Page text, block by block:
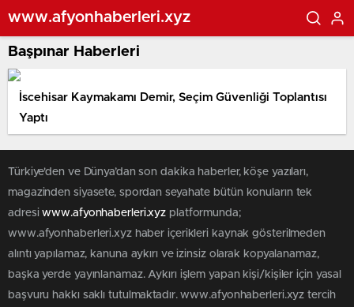
www.afyonhaberleri.xyz
Başpınar Haberleri
İscehisar Kaymakamı Demir, Seçim Güvenliği Toplantısı
Yaptı
Türkiye'den ve Dünya’dan son dakika haberler, köşe yazıları,
magazinden siyasete, spordan seyahate bütün konuların tek
adresiwww.afyonhaberleri.xyz platformunda;
www.afyonhaberleri.xyz haber içerikleri kaynak gösterilmeden
alıntı yapılamaz, kanuna aykırı ve izinsiz olarak kopyalanamaz,
başka yerde yayınlanamaz. Aykırı işlem yapan kişi/kişiler için yasal
başvuru hakkı saklı tutulmaktadır. www.afyonhaberleri.xyz tercih